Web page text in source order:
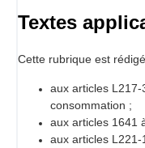
Textes
Cette rubrique est
aux articles
consommation ;
aux articles 1641
aux articles